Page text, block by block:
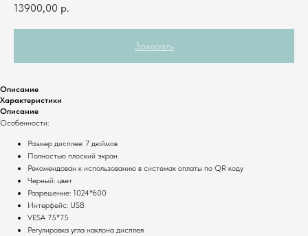
13900,00 р.
Заказать
Описание
Характеристики
Описание
Особенности:
Размер дисплея: 7 дюймов
Полностью плоский экран
Рекомендован к использованию в системах оплаты по QR коду
Черный: цвет
Разрешение: 1024*600
Интерфейс: USB
VESA 75*75
Регулировка угла наклона дисплея
Комплекты
Контакты
Для ресторанов
Для магазинов
Для складов
Общая информация
О компании
Основные услуги